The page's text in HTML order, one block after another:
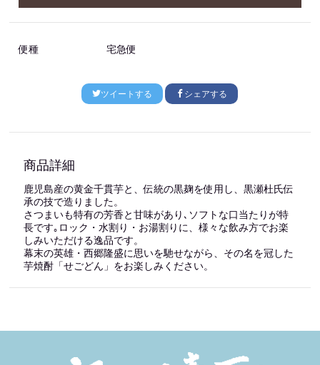
便種 宅急便
ツイートする シェアする
商品詳細
鹿児島産の黄金千貫芋と、伝統の黒麹を使用し、黒瀬杜氏伝
承の技で造りました。
さつまいも特有の芳香と甘味があり､ソフトな口当たりが特
長です｡ロック・水割り・お湯割りに、様々な飲み方でお楽
しみいただける逸品です。
幕末の英雄・西郷隆盛に思いを馳せながら、その名を冠した
芋焼酎「せごどん」をお楽しみください。